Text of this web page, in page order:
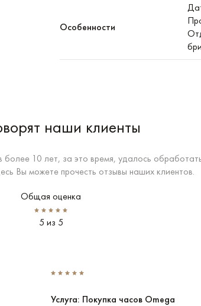
Особенности
наши клиенты
более 10 лет, за это время, удалось
Вы можете прочесть отзывы наших клиентов.
Общая оценка
5 из 5
Услуга: Покупка часов Omega